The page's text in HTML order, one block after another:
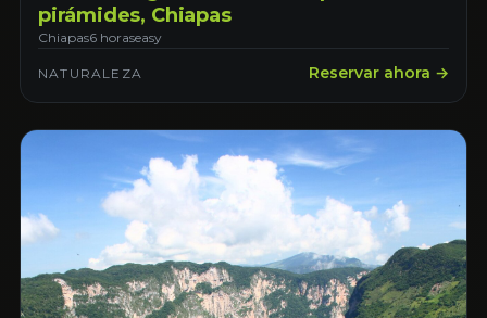
pirámides, Chiapas
Chiapas6 horaseasy
NATURALEZA Reservar ahora →